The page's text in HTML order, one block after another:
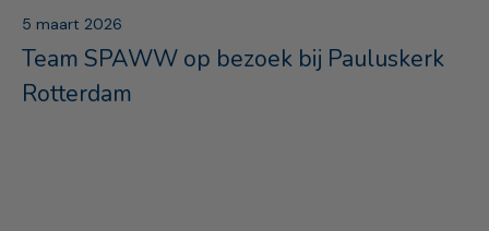
5 maart 2026
Team SPAWW op bezoek bij Pauluskerk
Rotterdam